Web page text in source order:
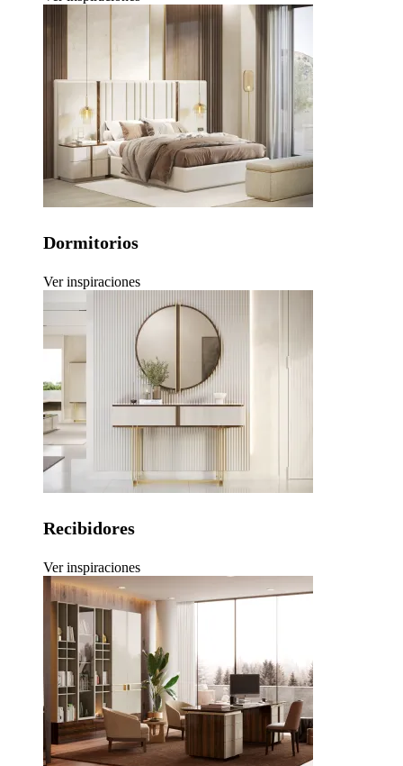
Dormitorios
Ver inspiraciones
Recibidores
Ver inspiraciones